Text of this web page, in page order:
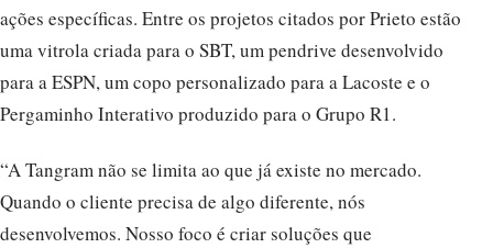
ações específicas. Entre os projetos citados por Prieto estão
uma vitrola criada para o SBT, um pendrive desenvolvido
para a ESPN, um copo personalizado para a Lacoste e o
Pergaminho Interativo produzido para o Grupo R1.
“A Tangram não se limita ao que já existe no mercado.
Quando o cliente precisa de algo diferente, nós
desenvolvemos. Nosso foco é criar soluções que